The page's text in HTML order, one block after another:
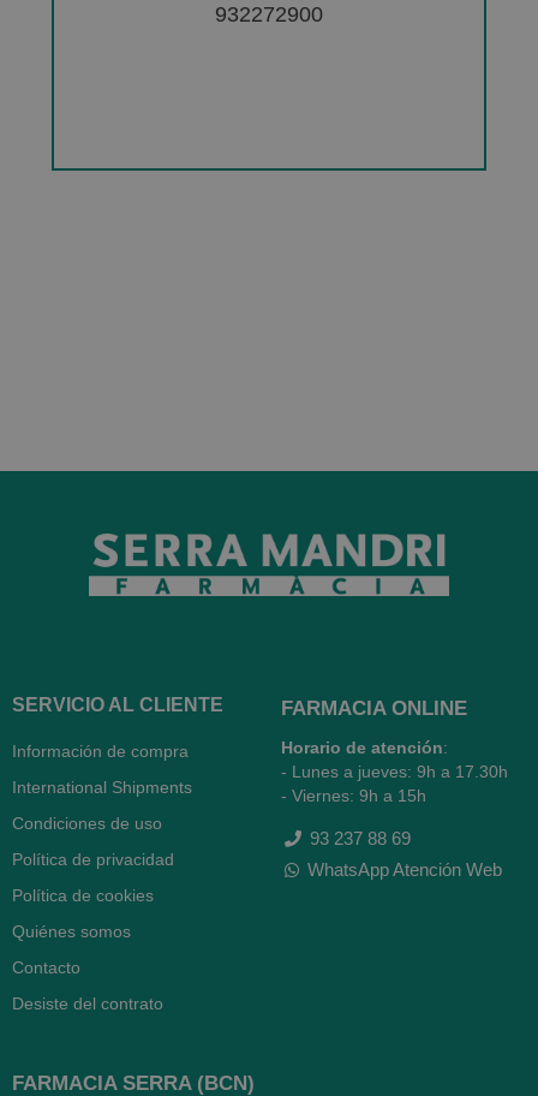
932272900
SERVICIO AL CLIENTE
Información de compra
International Shipments
Condiciones de uso
Política de privacidad
Política de cookies
Quiénes somos
Contacto
Desiste del contrato
FARMACIA ONLINE
Horario de atención:
- Lunes a jueves: 9h a 17.30h
- Viernes: 9h a 15h
93 237 88 69
WhatsApp Atención Web
FARMACIA SERRA (BCN)